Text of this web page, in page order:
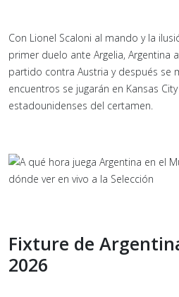
Con Lionel Scaloni al mando y la
primer duelo ante Argelia, Argentina
partido contra Austria y después se
encuentros se jugarán en Kansas
estadounidenses del certamen.
Fixture de
2026